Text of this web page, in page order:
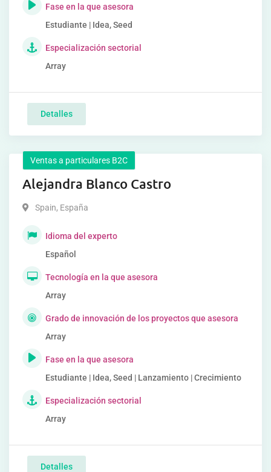
Fase en la que asesora
Estudiante | Idea, Seed
Especialización sectorial
Array
Detalles
Ventas a particulares B2C
Alejandra Blanco Castro
Spain, España
Idioma del experto
Español
Tecnología en la que asesora
Array
Grado de innovación de los proyectos que asesora
Array
Fase en la que asesora
Estudiante | Idea, Seed | Lanzamiento | Crecimiento
Especialización sectorial
Array
Detalles